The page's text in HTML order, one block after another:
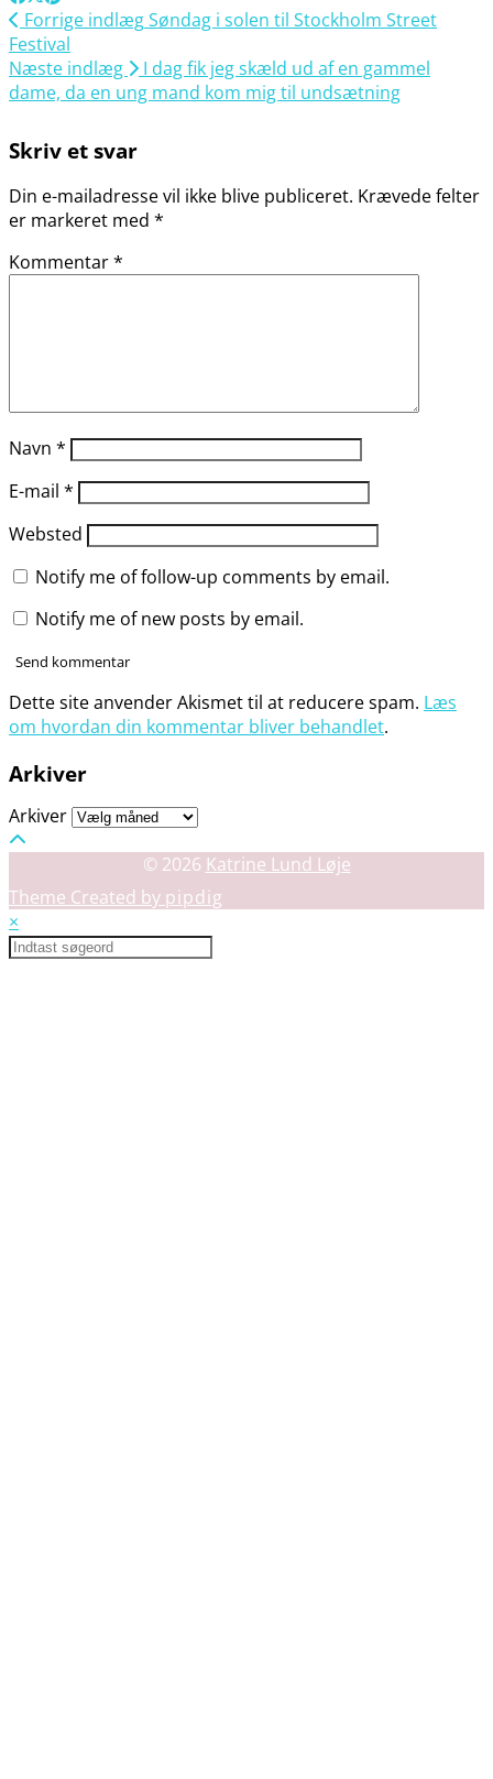
Forrige indlægSøndag i solen til Stockholm Street
Festival
Næste indlæg
I dag fik jeg skæld ud af en gammel
dame, da en ung mand kom mig til undsætning
Skriv et svar
Din e-mailadresse vil ikke blive publiceret. Krævede felter
er markeret med *
Kommentar*
Navn *
E-mail *
Websted
Notify me of follow-up comments by email.
Notify me of new posts by email.
Dette site anvender Akismet til at reducere spam. Læs
om hvordan din kommentar bliver behandlet.
Arkiver
Arkiver
© 2026 Katrine Lund Løje
Theme Created by pipdig
×